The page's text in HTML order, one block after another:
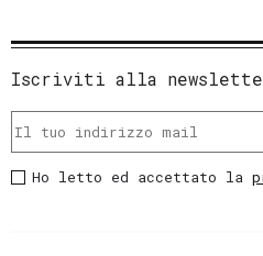
Iscriviti alla
Ho letto ed accettato la